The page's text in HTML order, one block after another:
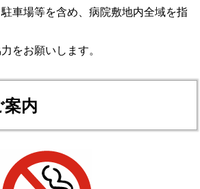
車場等を含め、病院敷地内全域を指
をお願いします。
案内